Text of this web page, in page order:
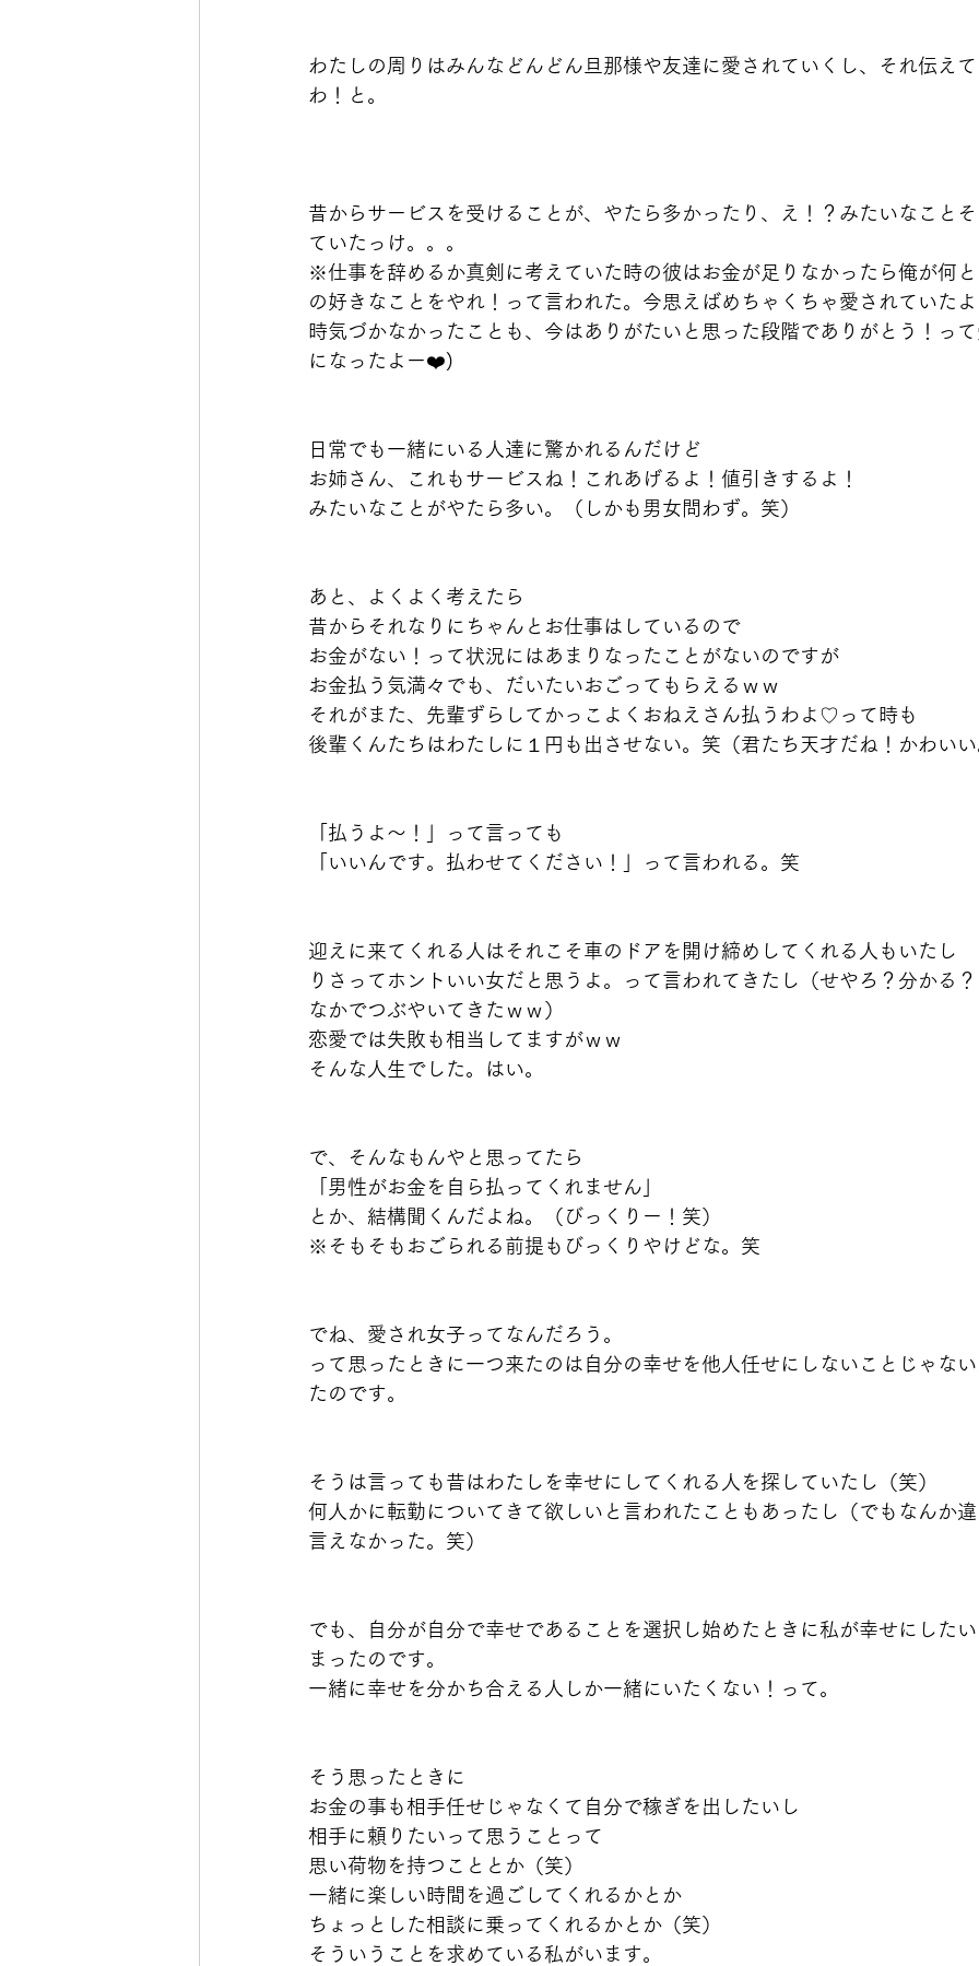
わたしの周りはみんなどんどん旦那様や友達に愛されていくし、それ伝え
わ！と。
昔からサービスを受けることが、やたら多かったり、え！？みたいなこと
ていたっけ。。。
※仕事を辞めるか真剣に考えていた時の彼はお金が足りなかったら俺が何
の好きなことをやれ！って言われた。今思えばめちゃくちゃ愛されていた
時気づかなかったことも、今はありがたいと思った段階でありがとう！っ
になったよー❤️)
日常でも一緒にいる人達に驚かれるんだけど
お姉さん、これもサービスね！これあげるよ！値引きするよ！
みたいなことがやたら多い。（しかも男女問わず。笑）
あと、よくよく考えたら
昔からそれなりにちゃんとお仕事はしているので
お金がない！って状況にはあまりなったことがないのですが
お金払う気満々でも、だいたいおごってもらえるｗｗ
それがまた、先輩ずらしてかっこよくおねえさん払うわよ♡って時も
後輩くんたちはわたしに１円も出させない。笑（君たち天才だね！かわいい
「払うよ〜！」って言っても
「いいんです。払わせてください！」って言われる。笑
迎えに来てくれる人はそれこそ車のドアを開け締めしてくれる人もいたし
りさってホントいい女だと思うよ。って言われてきたし（せやろ？分かる
なかでつぶやいてきたｗｗ）
恋愛では失敗も相当してますがｗｗ
そんな人生でした。はい。
で、そんなもんやと思ってたら
「男性がお金を自ら払ってくれません」
とか、結構聞くんだよね。（びっくりー！笑）
※そもそもおごられる前提もびっくりやけどな。笑
でね、愛され女子ってなんだろう。
って思ったときに一つ来たのは自分の幸せを他人任せにしないことじゃな
たのです。
そうは言っても昔はわたしを幸せにしてくれる人を探していたし（笑）
何人かに転勤についてきて欲しいと言われたこともあったし（でもなんか
言えなかった。笑）
でも、自分が自分で幸せであることを選択し始めたときに私が幸せにした
まったのです。
一緒に幸せを分かち合える人しか一緒にいたくない！って。
そう思ったときに
お金の事も相手任せじゃなくて自分で稼ぎを出したいし
相手に頼りたいって思うことって
思い荷物を持つこととか（笑）
一緒に楽しい時間を過ごしてくれるかとか
ちょっとした相談に乗ってくれるかとか（笑）
そういうことを求めている私がいます。